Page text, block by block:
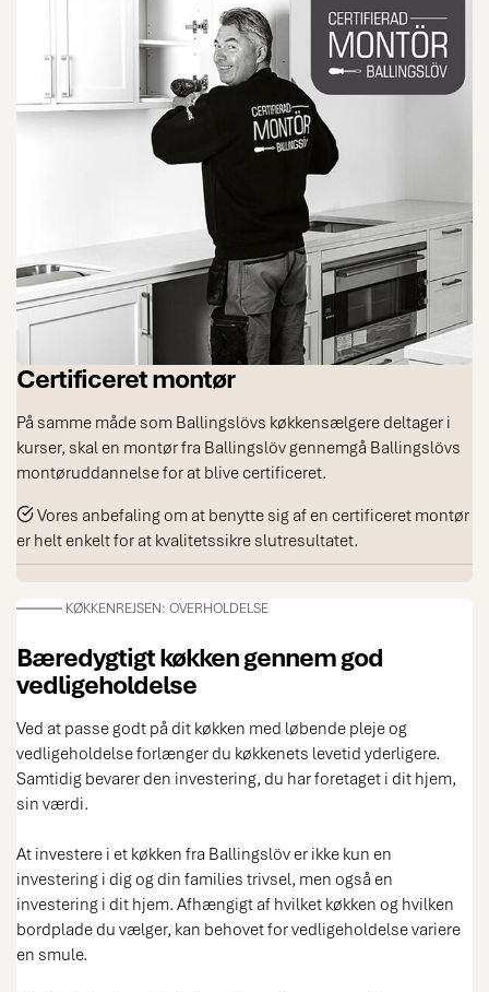
Certificeret montør
På samme måde som Ballingslövs køkkensælgere deltager i
kurser, skal en montør fra Ballingslöv gennemgå Ballingslövs
montøruddannelse for at blive certificeret.
Vores anbefaling om at benytte sig af en certificeret montør
er helt enkelt for at kvalitetssikre slutresultatet.
KØKKENREJSEN: OVERHOLDELSE
Bæredygtigt køkken gennem god
vedligeholdelse
Ved at passe godt på dit køkken med løbende pleje og
vedligeholdelse forlænger du køkkenets levetid yderligere.
Samtidig bevarer den investering, du har foretaget i dit hjem,
sin værdi.
At investere i et køkken fra Ballingslöv er ikke kun en
investering i dig og din families trivsel, men også en
investering i dit hjem. Afhængigt af hvilket køkken og hvilken
bordplade du vælger, kan behovet for vedligeholdelse variere
en smule.